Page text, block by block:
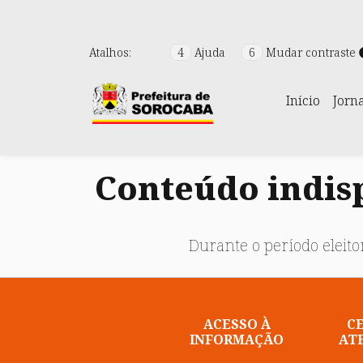
Atalhos: 4 Ajuda 6 Mudar contraste
Início
Conteúdo
Durante o período
ACESSO À
INFORMAÇÃO